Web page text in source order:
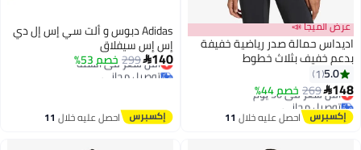
عرض الميجا 📣
اديداس حمالة صدر رياضية خفيفة
بدعم خفيف بثلاث خطوط
5.0
1
148
269 خصم 44%
أقل سعر في 30 يوم
توصيل مجاني
أقل سعر في 30 يوماحصل عليه خلال 11
Adidas دبوس و ألت سي إس إل دي
إس إس سيفلاق
140
299 خصم 53%
أقل سعر في السنة
توصيل مجاني
أقل سعر في السنة
احصل عليه خلال 11